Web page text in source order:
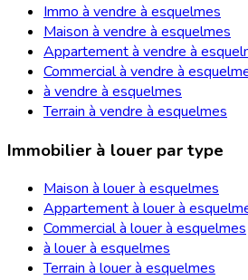
Immo à vendre à esquelmes
Maison à vendre à esquelmes
Appartement à vendre à
Commercial à vendre à
à vendre à esquelmes
Terrain à vendre à esquelmes
Immobilier à louer par type
Maison à louer à esquelmes
Appartement à louer à
Commercial à louer à esquelmes
à louer à esquelmes
Terrain à louer à esquelmes